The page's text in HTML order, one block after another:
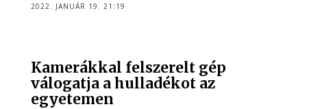
2022. JANUÁR 19. 21:19
Kamerákkal felszerelt gép
válogatja a hulladékot az
egyetemen